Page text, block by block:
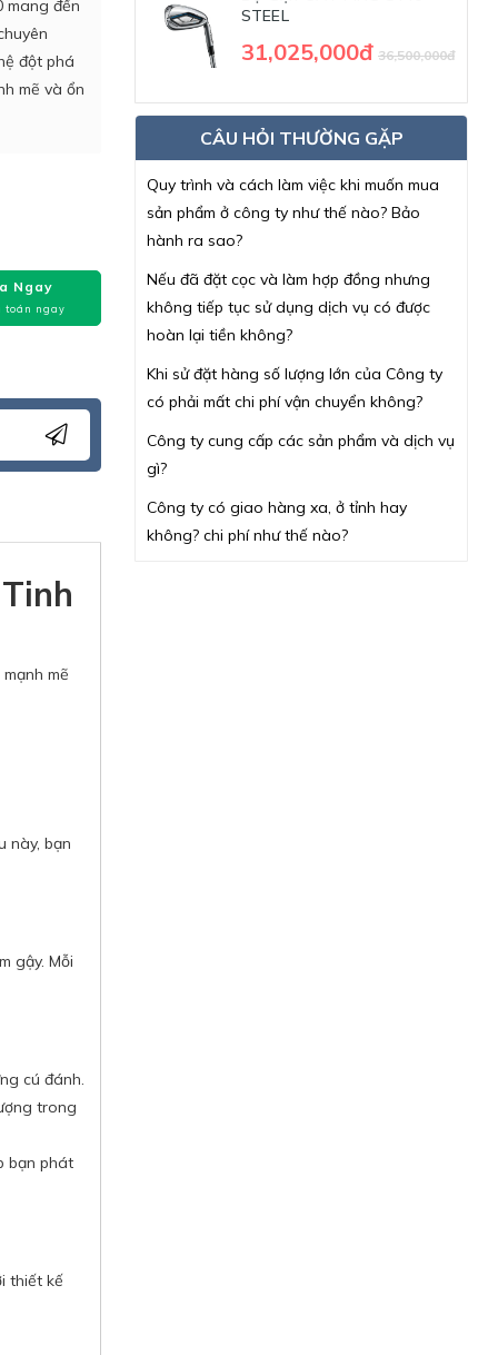
mang đến
đột phá
mẽ và ổn
Ngay
toán ngay
mẽ
này, bạn
gậy. Mỗi
cú đánh.
trong
bạn phát
thiết kế
STEEL
31,025,000đ 36,500,000đ
CÂU HỎI THƯỜNG GẶP
Quy trình và cách làm việc khi muốn mua
sản phẩm ở công ty như thế nào? Bảo
hành ra sao?
Nếu đã đặt cọc và làm hợp đồng nhưng
không tiếp tục sử dụng dịch vụ có được
hoàn lại tiền không?
Khi sử đặt hàng số lượng lớn của Công ty
có phải mất chi phí vận chuyển không?
Công ty cung cấp các sản phẩm và dịch vụ
gì?
Công ty có giao hàng xa, ở tỉnh hay
không? chi phí như thế nào?